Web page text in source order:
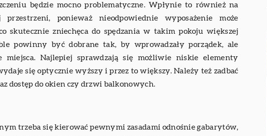
będzie mocno problematyczne. Wpłynie to również na
ponieważ nieodpowiednie wyposażenie może
skutecznie zniechęca do spędzania w takim pokoju większej
powinny być dobrane tak, by wprowadzały porządek, ale
miejsca. Najlepiej sprawdzają się możliwie niskie elementy
się optycznie wyższy i przez to większy. Należy też zadbać
dostęp do okien czy drzwi balkonowych.
trzeba się kierować pewnymi zasadami odnośnie gabarytów,